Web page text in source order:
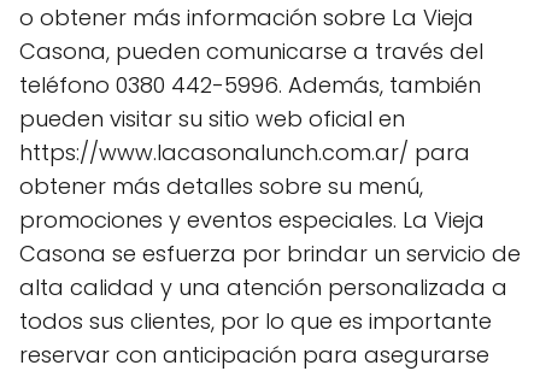
o obtener más información sobre La Vieja
Casona, pueden comunicarse a través del
teléfono 0380 442-5996. Además, también
pueden visitar su sitio web oficial en
https://www.lacasonalunch.com.ar/ para
obtener más detalles sobre su menú,
promociones y eventos especiales. La Vieja
Casona se esfuerza por brindar un servicio de
alta calidad y una atención personalizada a
todos sus clientes, por lo que es importante
reservar con anticipación para asegurarse